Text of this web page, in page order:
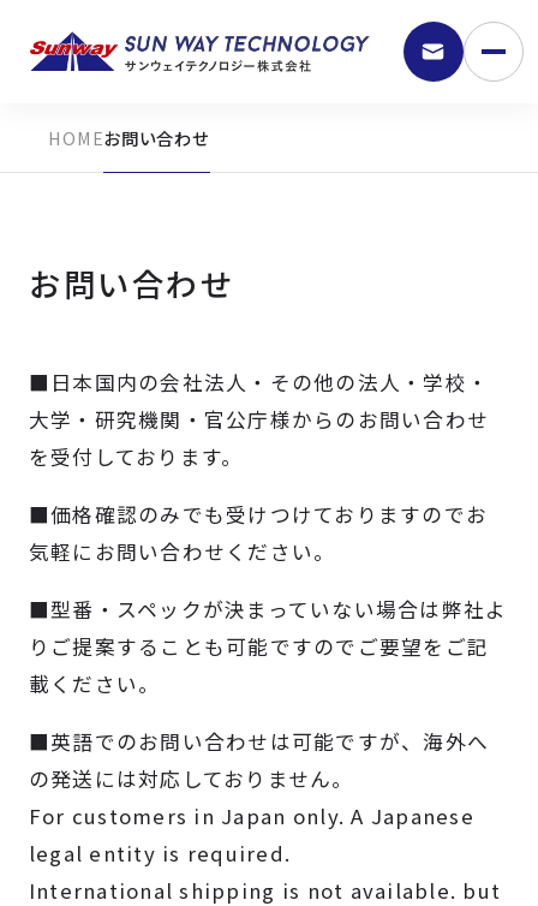
製品検索
取扱メーカー
事例
サポート
お問い合わせ
お問い合わせ
■日本国内の会社法人・その他の法人・学校・
大学・研究機関・官公庁様からのお問い合わせ
を受付しております。
■価格確認のみでも受けつけておりますのでお
気軽にお問い合わせください。
■型番・スペックが決まっていない場合は弊社よ
りご提案することも可能ですのでご要望をご記
載ください。
■英語でのお問い合わせは可能ですが、海外へ
の発送には対応しておりません。
For customers in Japan only. A Japanese
legal entity is required.
International shipping is not available. but